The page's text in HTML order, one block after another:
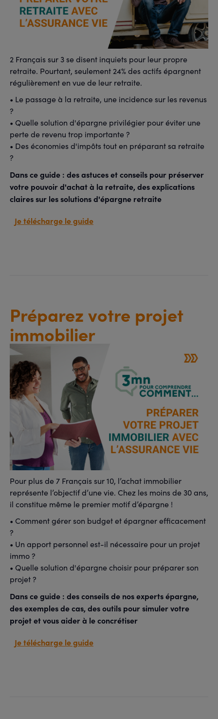
2 Français sur 3 se disent inquiets pour leur propre
retraite. Pourtant, seulement 24% des actifs épargnent
régulièrement en vue de leur retraite.
• Le passage à la retraite, une incidence sur les revenus
?
• Quelle solution d'épargne privilégier pour éviter une
perte de revenu trop importante ?
• Des économies d'impôts tout en préparant sa retraite
?
Dans ce guide : des astuces et conseils pour préserver
votre pouvoir d'achat à la retraite, des explications
claires sur les solutions d'épargne retraite
Je télécharge le guide
Préparez votre projet
immobilier
Pour plus de 7 Français sur 10, l’achat immobilier
représente l’objectif d’une vie. Chez les moins de 30 ans,
il constitue même le premier motif d’épargne !
• Comment gérer son budget et épargner efficacement
?
• Un apport personnel est-il nécessaire pour un projet
immo ?
• Quelle solution d'épargne choisir pour préparer son
projet ?
Dans ce guide : des conseils de nos experts épargne,
des exemples de cas, des outils pour simuler votre
projet et vous aider à le concrétiser
Je télécharge le guide